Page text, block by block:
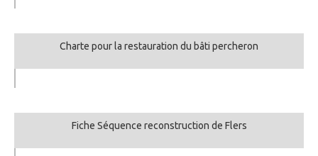
Charte pour la restauration du bâti percheron
Fiche Séquence reconstruction de Flers